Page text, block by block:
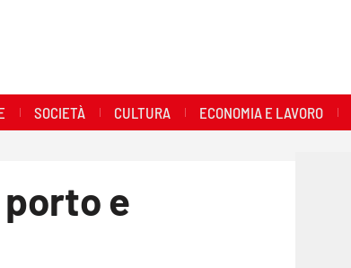
SOCIETÀ CULTURA ECONOMIA E LAVORO
e